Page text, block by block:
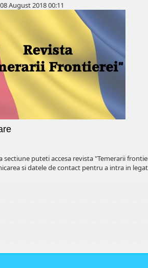
August 2018 00:11
sectiune puteti accesa revista "Temerarii
si datele de contact pentru a intra in